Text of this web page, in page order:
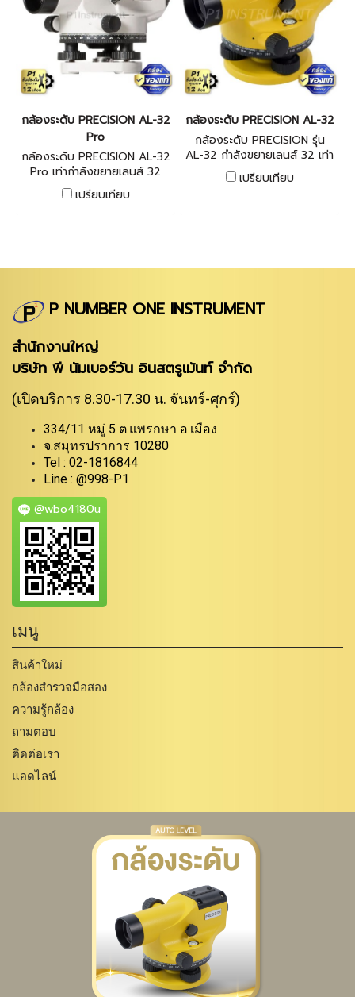
กล้องระดับ PRECISION AL-32
Pro
กล้องระดับ PRECISION AL-32
Pro เท่ากําลังขยายเลนส์ 32
เท่า, ระบบอัตโนมัติ
(Compensator), โครงสร้างกัน
เปรียบเทียบ
กล้องระดับ PRECISION AL-32
กล้องระดับ PRECISION รุ่น
AL-32 กําลังขยายเลนส์ 32 เท่า
, ระบบอัตโนมัติ
(Compensator) , โครงสร้าง
เปรียบเทียบ
P NUMBER ONE INSTRUMENT
สำนักงานใหญ่
บริษัท พี นัมเบอร์วัน อินสตรูเม้นท์ จำกัด
(เปิดบริการ 8.30-17.30 น. จันทร์-ศุกร์)
334/11 หมู่ 5 ต.แพรกษา อ.เมือง
จ.สมุทรปราการ 10280
Tel : 02-1816844
Line : @998-P1
@wbo4180u
เมนู
สินค้าใหม่
กล้องสำรวจมือสอง
ความรู้กล้อง
ถามตอบ
ติดต่อเรา
แอดไลน์